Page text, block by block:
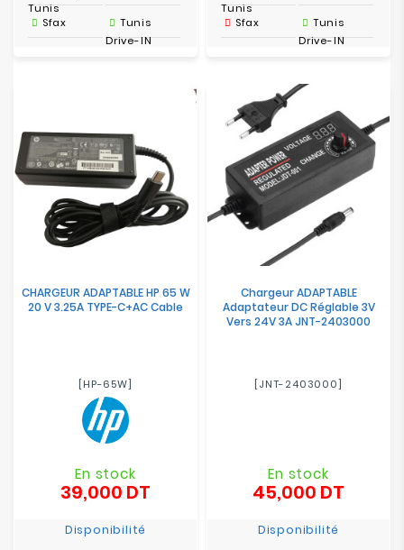
Tunis
Sfax
Tunis
Drive-IN
Tunis
Sfax
Tunis
Drive-IN
CHARGEUR ADAPTABLE HP 65 W
20 V 3.25A TYPE-C+AC Cable
[HP-65W]
En stock
39,000 DT
Disponibilité
Chargeur ADAPTABLE
Adaptateur DC Réglable 3V
Vers 24V 3A JNT-2403000
[JNT-2403000]
En stock
45,000 DT
Disponibilité